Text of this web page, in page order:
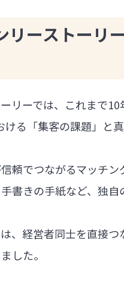
リーストーリ
リーでは、これまで10
る「集客の課題」と
頼でつながるマッチン
書きの手紙など、独自
、経営者同士を直接
した。